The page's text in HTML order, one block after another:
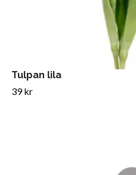
Tulpan lila
39 kr